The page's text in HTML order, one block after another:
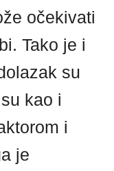
očekivati
Tako je i
su
kao i
i
je